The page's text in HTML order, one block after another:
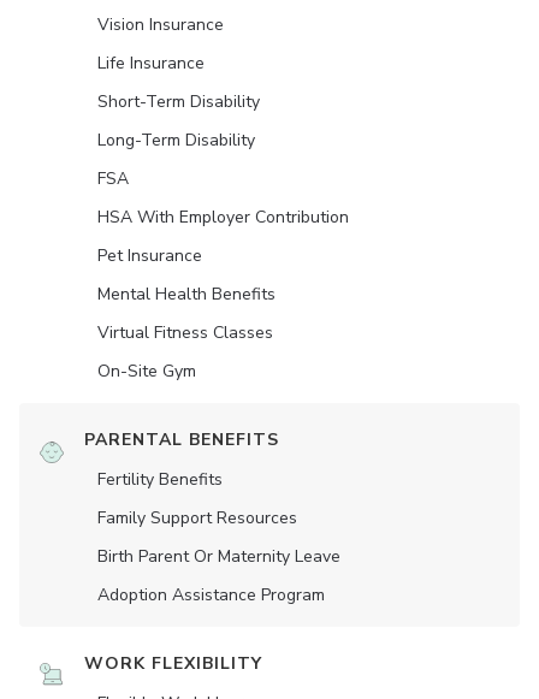
Vision Insurance
Life Insurance
Short-Term Disability
Long-Term Disability
FSA
HSA With Employer Contribution
Pet Insurance
Mental Health Benefits
Virtual Fitness Classes
On-Site Gym
PARENTAL BENEFITS
Fertility Benefits
Family Support Resources
Birth Parent Or Maternity Leave
Adoption Assistance Program
WORK FLEXIBILITY